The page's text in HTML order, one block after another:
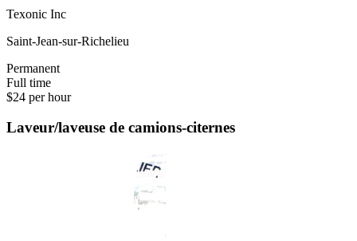
Texonic Inc
Saint-Jean-sur-Richelieu
Permanent
Full time
$24 per hour
Laveur/laveuse de camions-citernes